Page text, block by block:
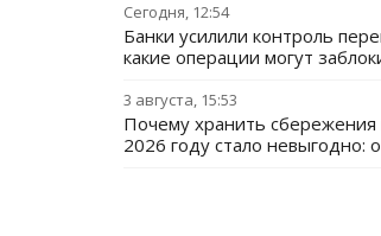
Сегодня, 12:54
Банки усилили контроль
какие операции могут
3 августа, 15:53
Почему хранить сбережения
2026 году стало невыгодно: